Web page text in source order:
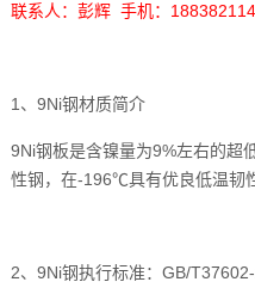
联系人：彭辉 手机：
1、9Ni钢材质简介
9Ni钢板是含镍量为9%左右的超
性钢，在-196℃具有优良低温韧
2、9Ni钢执行标准：GB/